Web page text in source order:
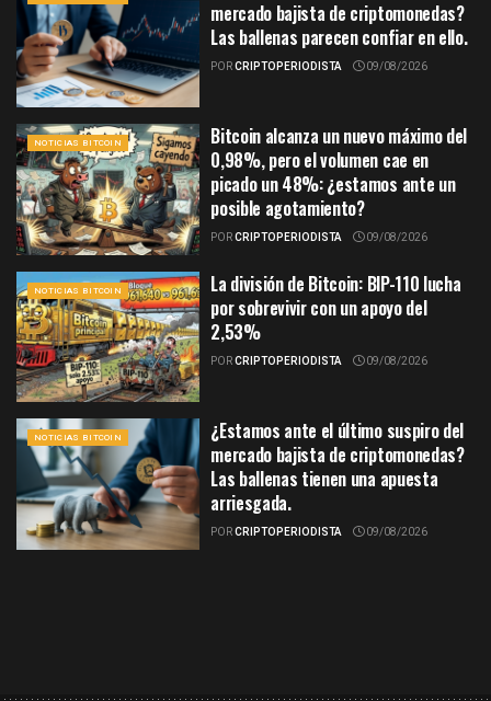
mercado bajista de criptomonedas?
Las ballenas parecen confiar en ello.
PORCRIPTOPERIODISTA 09/08/2026
NOTICIAS BITCOIN
Bitcoin alcanza un nuevo máximo del
0,98%, pero el volumen cae en
picado un 48%: ¿estamos ante un
posible agotamiento?
PORCRIPTOPERIODISTA 09/08/2026
NOTICIAS BITCOIN
La división de Bitcoin: BIP-110 lucha
por sobrevivir con un apoyo del
2,53%
PORCRIPTOPERIODISTA 09/08/2026
NOTICIAS BITCOIN
¿Estamos ante el último suspiro del
mercado bajista de criptomonedas?
Las ballenas tienen una apuesta
arriesgada.
PORCRIPTOPERIODISTA 09/08/2026